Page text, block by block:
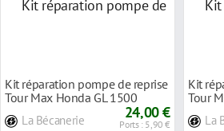
Kit réparation pompe de reprise
Tour Max Honda GL 1500
La Bécanerie 24,00 €
Ports : 5,90 €
Kit
Tour
La